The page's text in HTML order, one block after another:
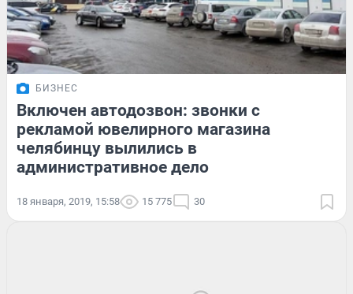
БИЗНЕС
Включен автодозвон: звонки с
рекламой ювелирного магазина
челябинцу вылились в
административное дело
18 января, 2019, 15:58 15 775 30